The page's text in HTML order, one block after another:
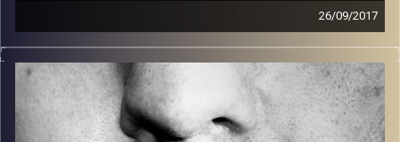
26/09/2017
זיפים, מוזיקה מחוספסת של הופעות חיות. הרבה ג'אם, רוק,
בלוז, bluegrass, ג'אז, Fאנק, פרוגרסיב ואפילו אלקטרוניקה.
כל מה שחי, אמיתי ונושם.
עם שמוליק רגב.